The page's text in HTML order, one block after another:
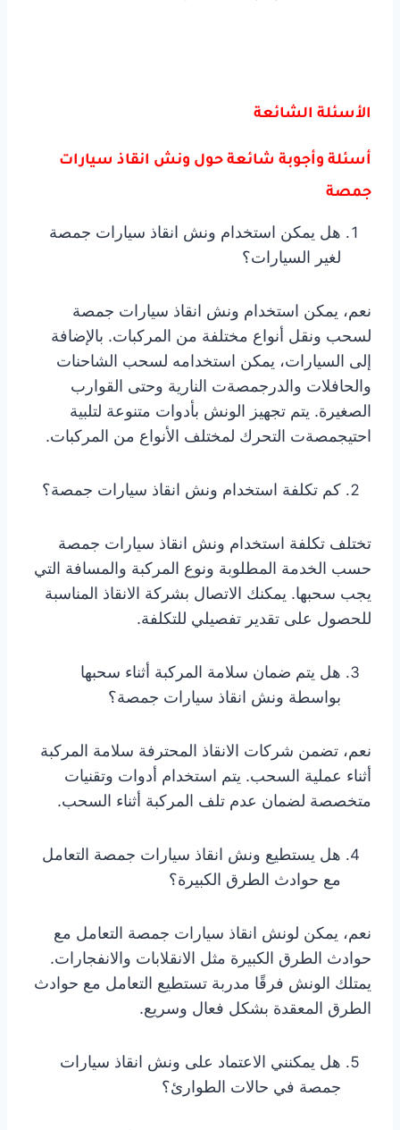
الأسئلة الشائعة
أسئلة وأجوبة شائعة حول ونش انقاذ سيارات
جمصة
هل يمكن استخدام ونش انقاذ سيارات جمصة
لغير السيارات؟
نعم، يمكن استخدام ونش انقاذ سيارات جمصة
لسحب ونقل أنواع مختلفة من المركبات. بالإضافة
إلى السيارات، يمكن استخدامه لسحب الشاحنات
والحافلات والدرجمصةت النارية وحتى القوارب
الصغيرة. يتم تجهيز الونش بأدوات متنوعة لتلبية
احتيجمصةت التحرك لمختلف الأنواع من المركبات.
كم تكلفة استخدام ونش انقاذ سيارات جمصة؟
تختلف تكلفة استخدام ونش انقاذ سيارات جمصة
حسب الخدمة المطلوبة ونوع المركبة والمسافة التي
يجب سحبها. يمكنك الاتصال بشركة الانقاذ المناسبة
للحصول على تقدير تفصيلي للتكلفة.
هل يتم ضمان سلامة المركبة أثناء سحبها
بواسطة ونش انقاذ سيارات جمصة؟
نعم، تضمن شركات الانقاذ المحترفة سلامة المركبة
أثناء عملية السحب. يتم استخدام أدوات وتقنيات
متخصصة لضمان عدم تلف المركبة أثناء السحب.
هل يستطيع ونش انقاذ سيارات جمصة التعامل
مع حوادث الطرق الكبيرة؟
نعم، يمكن لونش انقاذ سيارات جمصة التعامل مع
حوادث الطرق الكبيرة مثل الانقلابات والانفجارات.
يمتلك الونش فرقًا مدربة تستطيع التعامل مع حوادث
الطرق المعقدة بشكل فعال وسريع.
هل يمكنني الاعتماد على ونش انقاذ سيارات
جمصة في حالات الطوارئ؟